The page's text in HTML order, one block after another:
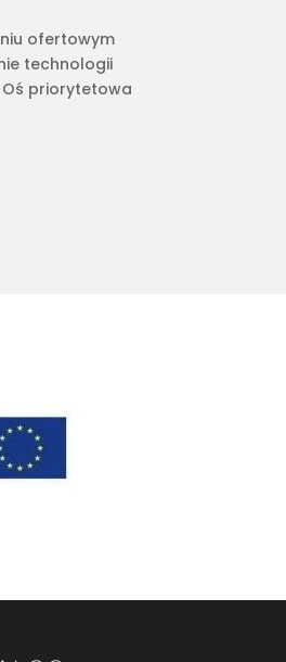
ofertowym
technologii
priorytetowa